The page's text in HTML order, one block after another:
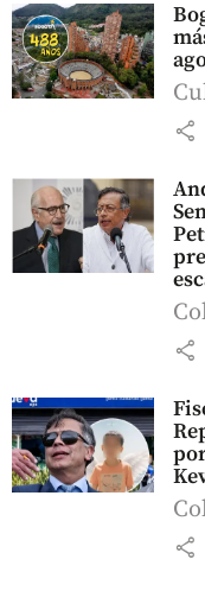
share
share
share